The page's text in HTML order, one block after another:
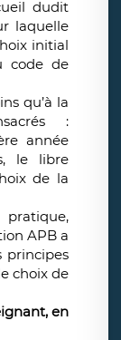
dudit
laquelle
initial
code de
qu’à la
:
année
le libre
de la
APB a
principes
choix de
en